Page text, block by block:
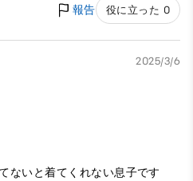
報告 役に立った 0
2025/3/6
ないと着てくれない息子です